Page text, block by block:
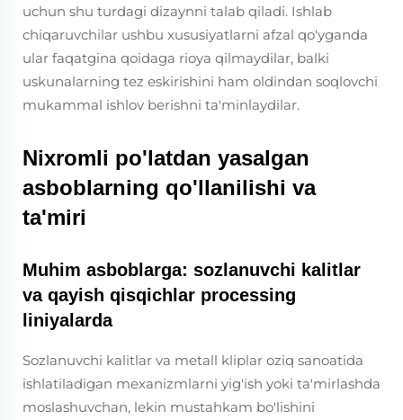
uchun shu turdagi dizaynni talab qiladi. Ishlab
chiqaruvchilar ushbu xususiyatlarni afzal qo'yganda
ular faqatgina qoidaga rioya qilmaydilar, balki
uskunalarning tez eskirishini ham oldindan soqlovchi
mukammal ishlov berishni ta'minlaydilar.
Nixromli po'latdan yasalgan
asboblarning qo'llanilishi va
ta'miri
Muhim asboblarga: sozlanuvchi kalitlar
va qayish qisqichlar processing
liniyalarda
Sozlanuvchi kalitlar va metall kliplar oziq sanoatida
ishlatiladigan mexanizmlarni yig'ish yoki ta'mirlashda
moslashuvchan, lekin mustahkam bo'lishini